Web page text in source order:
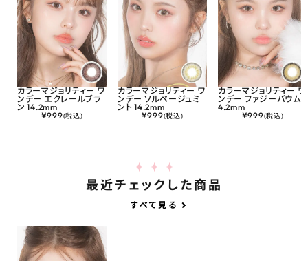
カラーマジョリティー ワ
ンデー エクレールブラ
ン 14.2mm
¥999(税込)
カラーマジョリティー ワ
ンデー ソルベージュミ
ント 14.2mm
¥999(税込)
カラーマジョリティー ワ
ンデー ファジーバウム 1
4.2mm
¥999(税込)
最近チェックした商品
すべて見る